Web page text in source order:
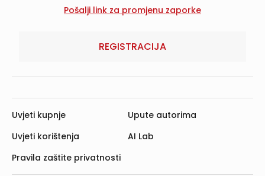
REGISTRACIJA
Uvjeti kupnje
Uvjeti korištenja
Pravila zaštite privatnosti
Upute autorima
AI Lab